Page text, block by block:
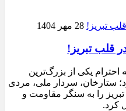
28 مهر 1404
قلب تبریز!
احترام یکی از بزرگ‌ترین
ستارخان، سردار ملی، مردی
تبریز را به سنگر مقاومت و
کرد.